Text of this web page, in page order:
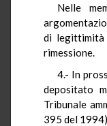
Nelle
di legittimità
rimessione.
4.- In
depositato
Tribunale
395 del